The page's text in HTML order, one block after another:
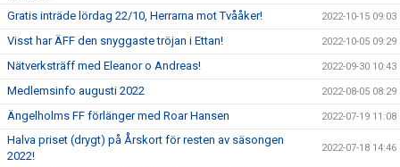
Gratis inträde lördag 22/10, Herrarna mot Tvååker! 2022-10-15 09:03
Visst har ÄFF den snyggaste tröjan i Ettan! 2022-10-05 09:29
Nätverksträff med Eleanor o Andreas! 2022-09-30 10:43
Medlemsinfo augusti 2022 2022-08-05 08:29
Ängelholms FF förlänger med Roar Hansen 2022-07-19 11:08
Halva priset (drygt) på Årskort för resten av säsongen
2022!
2022-07-18 14:46